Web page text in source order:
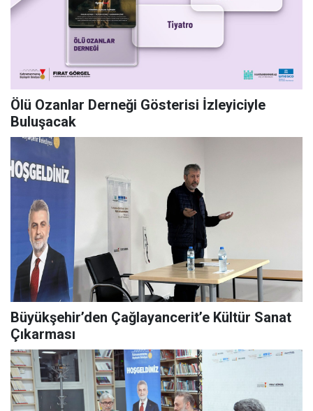
Ölü Ozanlar Derneği Gösterisi İzleyiciyle
Buluşacak
Büyükşehir’den Çağlayancerit’e Kültür Sanat
Çıkarması